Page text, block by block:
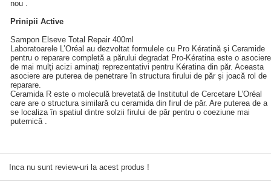
nou .
Prinipii Active
Sampon Elseve Total Repair 400ml
Laboratoarele L’Oréal au dezvoltat formulele cu Pro Kératină şi Ceramide
pentru o reparare completă a părului degradat Pro-Kératina este o asociere
de mai mulţi acizi aminaţi reprezentativi pentru Kératina din păr. Aceasta
asociere are puterea de penetrare în structura firului de păr şi joacă rol de
reparare.
Ceramida R este o moleculă brevetată de Institutul de Cercetare L’Oréal
care are o structura similară cu ceramida din firul de păr. Are puterea de a
se localiza în spatiul dintre solzii firului de păr pentru o coeziune mai
puternică .
Inca nu sunt review-uri la acest produs !